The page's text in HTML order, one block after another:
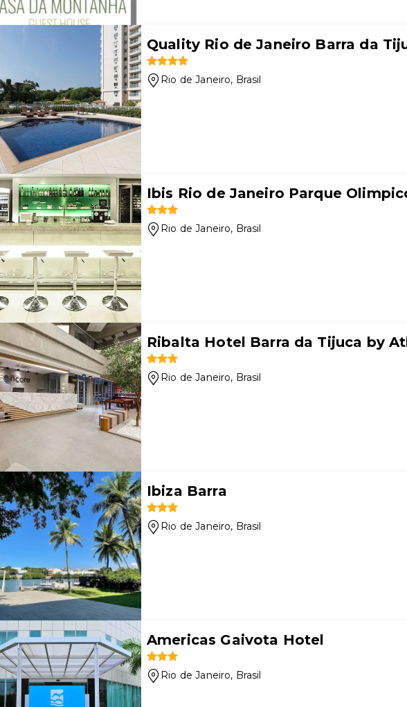
Quality Rio de Janeiro Barra da
Rio de Janeiro, Brasil
Ibis Rio de Janeiro Parque
Rio de Janeiro, Brasil
Ribalta Hotel Barra da Tijuca by
Rio de Janeiro, Brasil
Ibiza Barra
Rio de Janeiro, Brasil
Americas Gaivota Hotel
Rio de Janeiro, Brasil